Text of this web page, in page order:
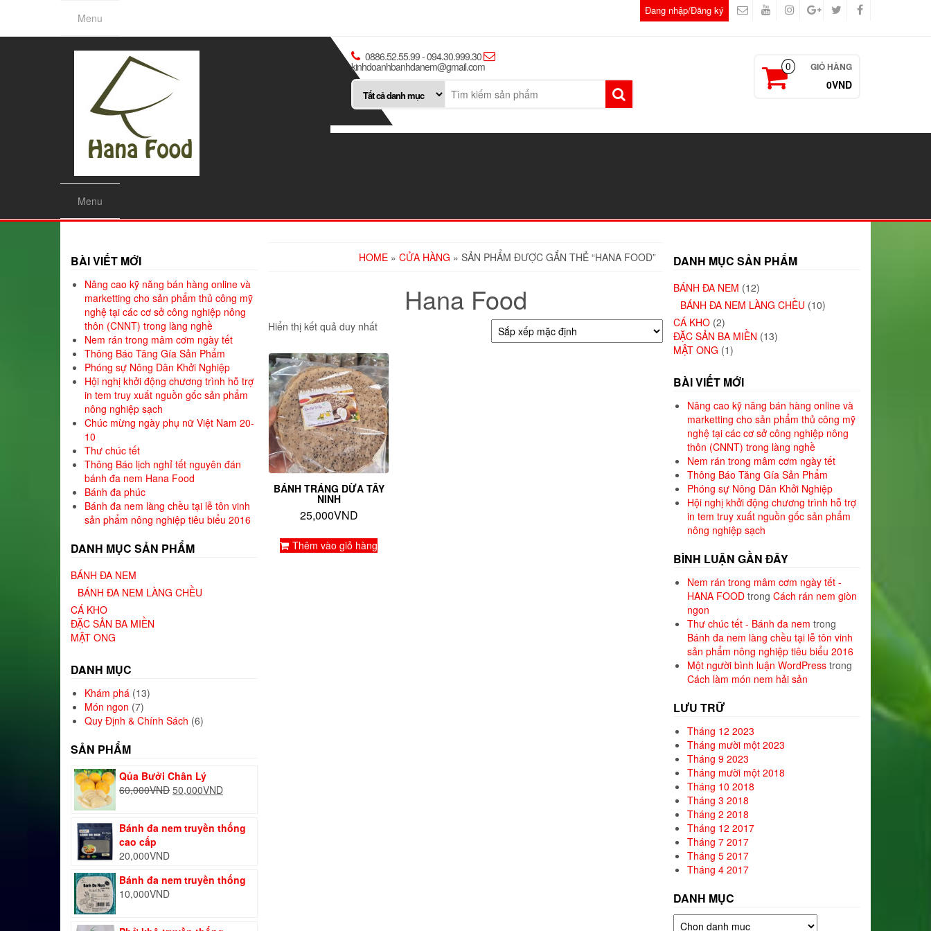
the
Menu
Đang nhập/Đăng ký
0886.52.55.99 - 094.30.999.30
kinhdoanhbanhdanem@gmail.com 0 GIỎ HÀNG
0VND
Menu
BÀI VIẾT MỚI
Nâng cao kỹ năng bán hàng online và
marketting cho sản phẩm thủ công mỹ
nghệ tại các cơ sở công nghiệp nông
thôn (CNNT) trong làng nghề
Nem rán trong mâm cơm ngày tết
Thông Báo Tăng Gía Sản Phẩm
Phóng sự Nông Dân Khởi Nghiệp
Hội nghị khởi động chương trình hỗ trợ
in tem truy xuất nguồn gốc sản phẩm
nông nghiệp sạch
Chúc mừng ngày phụ nữ Việt Nam 20-
10
Thư chúc tết
Thông Báo lịch nghỉ tết nguyên đán
bánh đa nem Hana Food
Bánh đa phúc
Bánh đa nem làng chều tại lễ tôn vinh
sản phẩm nông nghiệp tiêu biểu 2016
DANH MỤC SẢN PHẨM
BÁNH ĐA NEM
BÁNH ĐA NEM LÀNG CHỀU
CÁ KHO
ĐẶC SẢN BA MIỀN
MẬT ONG
DANH MỤC
Khám phá (13)
Món ngon (7)
Quy Định & Chính Sách (6)
SẢN PHẨM
Qủa Bưởi Chân Lý
60,000VND Giá
60,000VND.
50,000VNDGiá
là:
Bánh đa nem truyền thống
cao cấp
20,000VND
Bánh đa nem truyền thống
10,000VND
HOME » CỬA HÀNG » SẢN PHẨM ĐƯỢC GẮN THẺ “HANA FOOD”
Hana Food
Hiển thị kết quả duy nhất
BÁNH TRÁNG DỪA TÂY
NINH
25,000VND
Thêm vào giỏ hàng
DANH MỤC SẢN PHẨM
BÁNH ĐA NEM (12)
BÁNH ĐA NEM LÀNG CHỀU (10)
CÁ KHO (2)
ĐẶC SẢN BA MIỀN (13)
MẬT ONG (1)
BÀI VIẾT MỚI
Nâng cao kỹ năng bán hàng online và
marketting cho sản phẩm thủ công mỹ
nghệ tại các cơ sở công nghiệp nông
thôn (CNNT) trong làng nghề
Nem rán trong mâm cơm ngày tết
Thông Báo Tăng Gía Sản Phẩm
Phóng sự Nông Dân Khởi Nghiệp
Hội nghị khởi động chương trình hỗ trợ
in tem truy xuất nguồn gốc sản phẩm
nông nghiệp sạch
BÌNH LUẬN GẦN ĐÂY
Nem rán trong mâm cơm ngày tết -
HANA FOOD trong Cách rán nem giòn
ngon
Thư chúc tết - Bánh đa nem trong
Bánh đa nem làng chều tại lễ tôn vinh
sản phẩm nông nghiệp tiêu biểu 2016
Một người bình luận WordPress trong
Cách làm món nem hải sản
LƯU TRỮ
Tháng 12 2023
Tháng mười một 2023
Tháng 9 2023
Tháng mười một 2018
Tháng 10 2018
Tháng 3 2018
Tháng 2 2018
Tháng 12 2017
Tháng 7 2017
Tháng 5 2017
Tháng 4 2017
DANH MỤC
Danh